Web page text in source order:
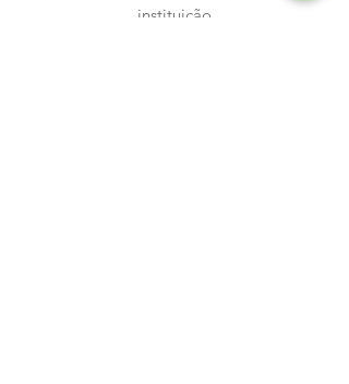
instituição